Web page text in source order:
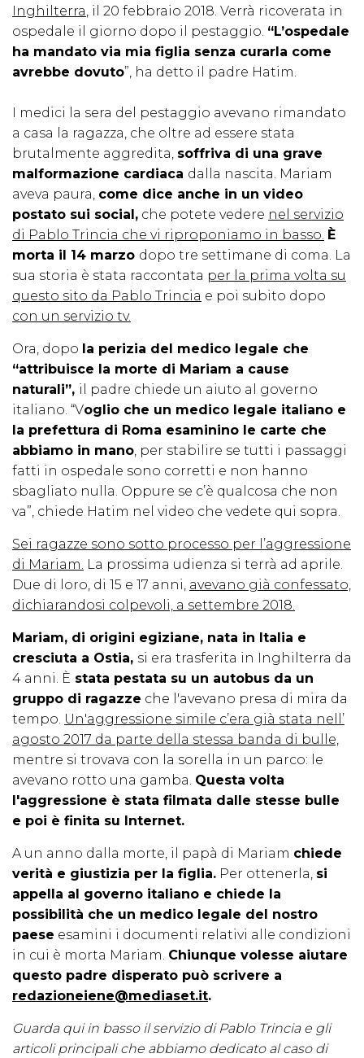
Inghilterra, il 20 febbraio 2018. Verrà ricoverata in
ospedale il giorno dopo il pestaggio. “L’ospedale
ha mandato via mia figlia senza curarla come
avrebbe dovuto”, ha detto il padre Hatim.
I medici la sera del pestaggio avevano rimandato
a casa la ragazza, che oltre ad essere stata
brutalmente aggredita, soffriva di una grave
malformazione cardiaca dalla nascita. Mariam
aveva paura, come dice anche in un video
postato sui social, che potete vedere nel servizio
di Pablo Trincia che vi riproponiamo in basso. È
morta il 14 marzo dopo tre settimane di coma. La
sua storia è stata raccontata per la prima volta su
questo sito da Pablo Trincia e poi subito dopo
con un servizio tv.
Ora, dopo la perizia del medico legale che
“attribuisce la morte di Mariam a cause
naturali”, il padre chiede un aiuto al governo
italiano. “Voglio che un medico legale italiano e
la prefettura di Roma esaminino le carte che
abbiamo in mano, per stabilire se tutti i passaggi
fatti in ospedale sono corretti e non hanno
sbagliato nulla. Oppure se c’è qualcosa che non
va”, chiede Hatim nel video che vedete qui sopra.
Sei ragazze sono sotto processo per l’aggressione
di Mariam. La prossima udienza si terrà ad aprile.
Due di loro, di 15 e 17 anni, avevano già confessato,
dichiarandosi colpevoli, a settembre 2018.
Mariam, di origini egiziane, nata in Italia e
cresciuta a Ostia, si era trasferita in Inghilterra da
4 anni. È stata pestata su un autobus da un
gruppo di ragazze che l'avevano presa di mira da
tempo. Un'aggressione simile c’era già stata nell’
agosto 2017 da parte della stessa banda di bulle,
mentre si trovava con la sorella in un parco: le
avevano rotto una gamba. Questa volta
l'aggressione è stata filmata dalle stesse bulle
e poi è finita su Internet.
A un anno dalla morte, il papà di Mariam chiede
verità e giustizia per la figlia. Per ottenerla, si
appella al governo italiano e chiede la
possibilità che un medico legale del nostro
paese esamini i documenti relativi alle condizioni
in cui è morta Mariam. Chiunque volesse aiutare
questo padre disperato può scrivere a
redazioneiene@mediaset.it.
Guarda qui in basso il servizio di Pablo Trincia e gli
articoli principali che abbiamo dedicato al caso di